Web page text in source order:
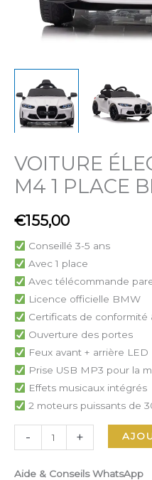
VOITURE
M4 1 PLACE
€155,00
Conseillé 3-5 ans
Avec 1 place
Avec télécommande
Licence officielle BMW
Certificats de conformité
Ouverture des portes
Feux avant + arrière LED
Prise USB MP3 pour la
Effets musicaux intégrés
2 moteurs puissants de
-
quantité
de
VOITURE
ÉLECTRIQUE
M4
1
PLACE
BLANCHE
+
Aide & Conseils WhatsApp